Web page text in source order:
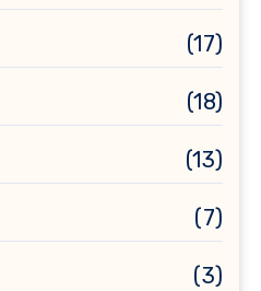
(17)
(18)
(13)
(7)
(3)